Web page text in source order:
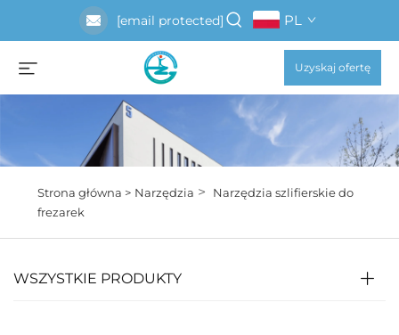
[email protected] PL
Uzyskaj ofertę
Strona główna > Narzędzia >
Narzędzia szlifierskie do
frezarek
WSZYSTKIE PRODUKTY